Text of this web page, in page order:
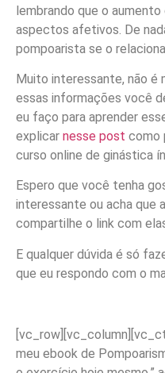
lembrando que o
aspectos afetivos. De
pompoarista se o
Muito interessante, não é
essas informações você
eu faço para aprender
explicar nesse post como
curso online de ginástica
Espero que você tenha
interessante ou acha que
compartilhe o link com
E qualquer dúvida é só
que eu respondo com o
meu ebook de